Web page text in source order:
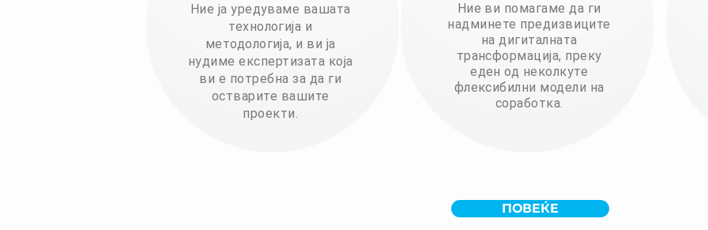
Ние ја уредуваме вашата
технологија и
методологија, и ви ја
нудиме експертизата која
ви е потребна за да ги
остварите вашите
проекти.
Ние ви помагаме да ги
надминете предизвиците
на дигиталната
трансформација, преку
еден од неколкуте
флексибилни модели на
соработка.
ПОВЕЌЕ